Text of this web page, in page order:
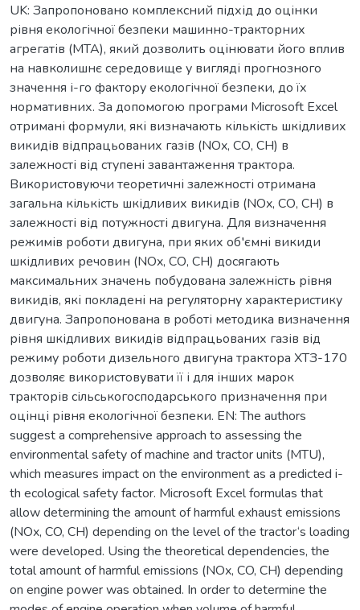
UK: Запропоновано комплексний підхід до оцінки
рівня екологічної безпеки машинно-тракторних
агрегатів (МТА), який дозволить оцінювати його вплив
на навколишнє середовище у вигляді прогнозного
значення і-го фактору екологічної безпеки, до їх
нормативних. За допомогою програми Microsoft Excel
отримані формули, які визначають кількість шкідливих
викидів відпрацьованих газів (NOx, СО, СН) в
залежності від ступені завантаження трактора.
Використовуючи теоретичні залежності отримана
загальна кількість шкідливих викидів (NOx, СО, СН) в
залежності від потужності двигуна. Для визначення
режимів роботи двигуна, при яких об′ємні викиди
шкідливих речовин (NOx, СО, СН) досягають
максимальних значень побудована залежність рівня
викидів, які покладені на регуляторну характеристику
двигуна. Запропонована в роботі методика визначення
рівня шкідливих викидів відпрацьованих газів від
режиму роботи дизельного двигуна трактора ХТЗ-170
дозволяє використовувати її і для інших марок
тракторів сільськогосподарського призначення при
оцінці рівня екологічної безпеки. EN: The authors
suggest a comprehensive approach to assessing the
environmental safety of machine and tractor units (MTU),
which measures impact on the environment as a predicted i-
th ecological safety factor. Microsoft Excel formulas that
allow determining the amount of harmful exhaust emissions
(NOx, CO, CH) depending on the level of the tractor‘s loading
were developed. Using the theoretical dependencies, the
total amount of harmful emissions (NOx, CO, CH) depending
on engine power was obtained. In order to determine the